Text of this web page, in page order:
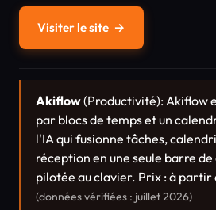
Visiter le site →
Akiflow(Productivité): Akiflow
par blocs de temps et un
l'IA qui fusionne tâches,
réception en une seule barre
pilotée au clavier. Prix : à partir
(données vérifiées : juillet 2026)